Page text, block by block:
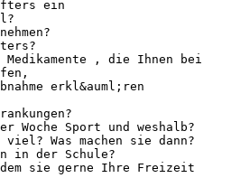
ein
Medikamente , die Ihnen bei
erkl&auml;ren
Woche Sport und weshalb?
viel? Was machen sie dann?
in der Schule?
dem sie gerne Ihre Freizeit